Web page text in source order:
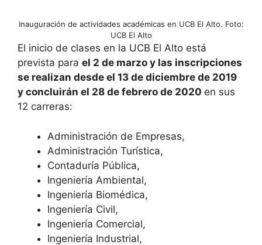
Inauguración de actividades académicas en UCB El Alto. Foto:
UCB El Alto
El inicio de clases en la UCB El Alto está
prevista para el 2 de marzo y las inscripciones
se realizan desde el 13 de diciembre de 2019
y concluirán el 28 de febrero de 2020 en sus
12 carreras:
Administración de Empresas,
Administración Turística,
Contaduría Pública,
Ingeniería Ambiental,
Ingeniería Biomédica,
Ingeniería Civil,
Ingeniería Comercial,
Ingeniería Industrial,